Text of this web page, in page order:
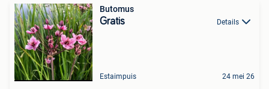
Butomus
Gratis Details
Estaimpuis 24 mei 26